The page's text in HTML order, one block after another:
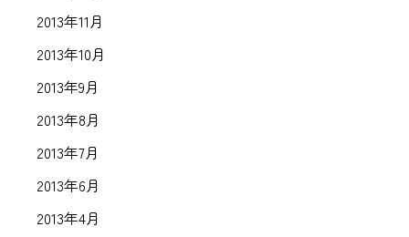
2013年11月
2013年10月
2013年9月
2013年8月
2013年7月
2013年6月
2013年4月